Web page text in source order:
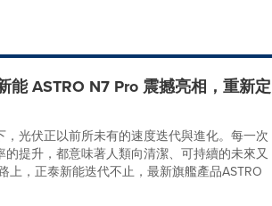
能 ASTRO N7 Pro 震撼亮相，重新定
光伏正以前所未有的速度迭代與進化。每一次
提升，都意味著人類向清潔、可持續的未來又
上，正泰新能迭代不止，最新旗艦產品ASTRO